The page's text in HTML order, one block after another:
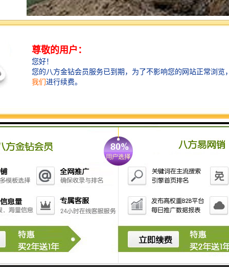
建筑围挡的技术优势：
1、建筑围挡有很好的韧度和突出的强度，施工单位可以
表面不需要再涂保护漆里了，省去了我们要对它进行维
护的费用，有效地保护环境。
3、建筑围挡的表敏非常光洁整滑，它的颜色看起来也非
常柔和，遇到强光照射也不会给人难以适应的感
觉。
4、建筑围挡的制作过程很快，工程周期很短，安装也非
常方便，若果一个工程结束，工程围挡拆卸起来也很方
便，这样有利于对突发状况的处理，能够进行回收再利
用。
5、建筑围挡都可以使用三十年，还具有多种不同的款式